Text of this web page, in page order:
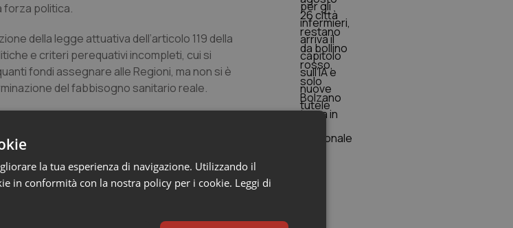
forza politica.
della legge attuativa dell’articolo 119 della
e criteri perequativi incompleti, cui si
fondi assegnare alle Regioni, ma non si è
del fabbisogno sanitario reale.
della popolazione, diffusione delle patologie
mobilità sanitaria passiva, carenza di
può sostenere con certezza né che le risorse
la tua esperienza di navigazione. Utilizzando il
in conformità con la nostra policy per i cookie. Leggi di